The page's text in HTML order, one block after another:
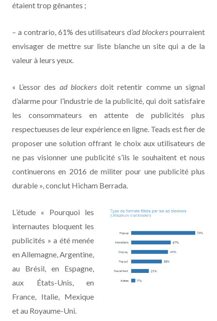
étaient trop gênantes ;
– a contrario, 61% des utilisateurs d’ad blockers pourraient
envisager de mettre sur liste blanche un site qui a de la
valeur à leurs yeux.
« L’essor des ad blockersdoit retentir comme un signal
d’alarme pour l’industrie de la publicité, qui doit satisfaire
les consommateurs en attente de publicités plus
respectueuses de leur expérience en ligne. Teads est fier de
proposer une solution offrant le choix aux utilisateurs de
ne pas visionner une publicité s’ils le souhaitent et nous
continuerons en 2016 de militer pour une publicité plus
durable », conclut Hicham Berrada.
L’étude « Pourquoi les
internautes bloquent les
publicités » a été menée
en Allemagne, Argentine,
au Brésil, en Espagne,
aux États-Unis, en
France, Italie, Mexique
et au Royaume-Uni.